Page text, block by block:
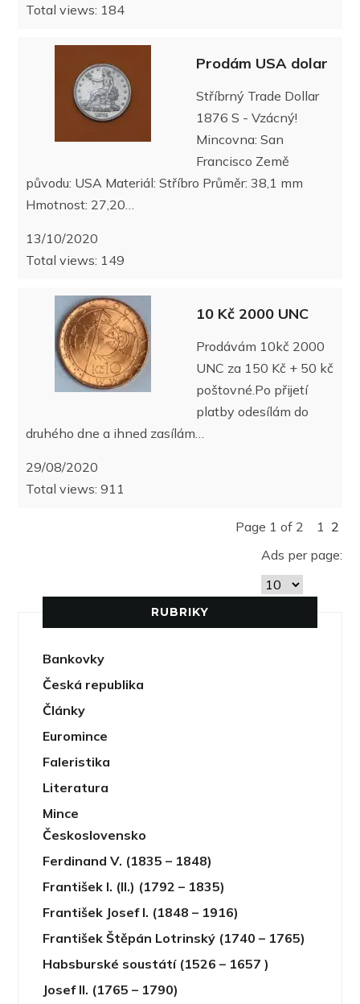
Total views: 184
Prodám USA dolar
Stříbrný Trade Dollar
1876 S - Vzácný!
Mincovna: San
Francisco Země
původu: USA Materiál: Stříbro Průměr: 38,1 mm
Hmotnost: 27,20…
13/10/2020
Total views: 149
10 Kč 2000 UNC
Prodávám 10kč 2000
UNC za 150 Kč + 50 kč
poštovné.Po přijetí
platby odesílám do
druhého dne a ihned zasílám…
29/08/2020
Total views: 911
Page 1 of 2 1 2
Ads per page:
RUBRIKY
Bankovky
Česká republika
Články
Euromince
Faleristika
Literatura
Mince
Československo
Ferdinand V. (1835 – 1848)
František I. (II.) (1792 – 1835)
František Josef I. (1848 – 1916)
František Štěpán Lotrinský (1740 – 1765)
Habsburské soustátí (1526 – 1657 )
Josef II. (1765 – 1790)